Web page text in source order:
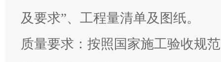
及要求”、工程量清单及图纸。
质量要求 ： 按照国家施工验收规